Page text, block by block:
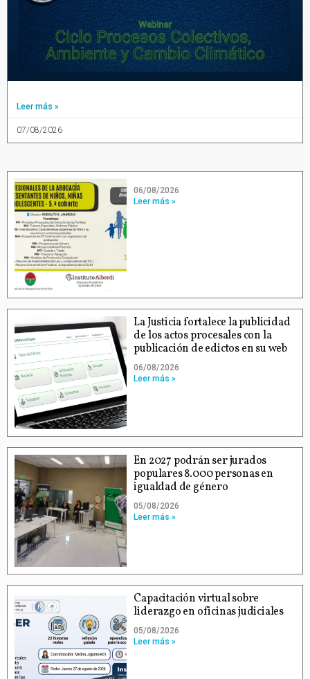
Leer más »
07/08/2026
06/08/2026
Leer más »
La Justicia fortalece la publicidad
de los actos procesales con la
publicación de edictos en su web
06/08/2026
Leer más »
En 2027 podrán ser jurados
populares 8.000 personas en
igualdad de género
05/08/2026
Leer más »
Capacitación virtual sobre
liderazgo en oficinas judiciales
05/08/2026
Leer más »